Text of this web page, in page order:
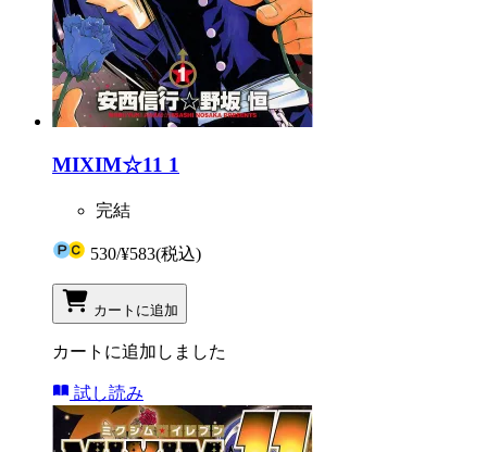
MIXIM☆11 1
完結
530/¥583(税込)
カートに追加
カートに追加しました
試し読み